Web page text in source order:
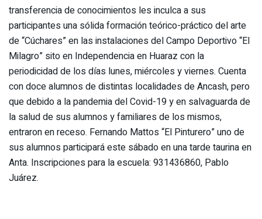
transferencia de conocimientos les inculca a sus
participantes una sólida formación teórico-práctico del arte
de “Cúchares” en las instalaciones del Campo Deportivo “El
Milagro” sito en Independencia en Huaraz con la
periodicidad de los días lunes, miércoles y viernes. Cuenta
con doce alumnos de distintas localidades de Ancash, pero
que debido a la pandemia del Covid-19 y en salvaguarda de
la salud de sus alumnos y familiares de los mismos,
entraron en receso. Fernando Mattos “El Pinturero” uno de
sus alumnos participará este sábado en una tarde taurina en
Anta. Inscripciones para la escuela: 931436860, Pablo
Juárez.